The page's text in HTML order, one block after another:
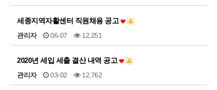
세종지역자활센터 직원채용 공고
관리자 06-07 12,251
2020년 세입 세출 결산 내역 공고
관리자 03-02 12,762